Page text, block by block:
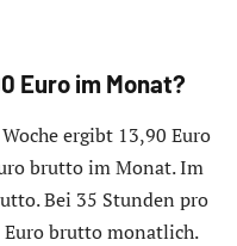
Euro im Monat?
ergibt 13,90 Euro
brutto im Monat. Im
Bei 35 Stunden pro
Euro brutto monatlich.